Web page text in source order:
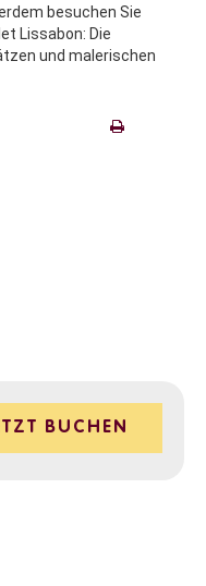
besuchen Sie
Lissabon: Die
und malerischen
BUCHEN